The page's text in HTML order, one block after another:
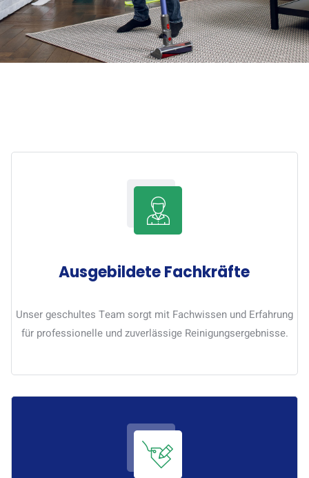
Ausgebildete Fachkräfte
Unser geschultes Team sorgt mit Fachwissen und Erfahrung
für professionelle und zuverlässige Reinigungsergebnisse.